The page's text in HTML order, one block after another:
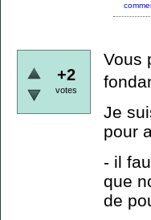
+2
votes
Vous
Je
pour
- il
que
de